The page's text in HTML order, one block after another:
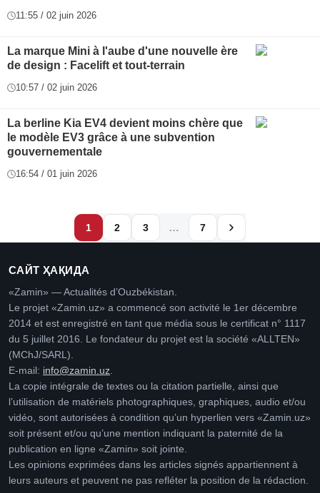
11:55 / 02 juin 2026
La marque Mini à l'aube d'une nouvelle ère
de design : Facelift et tout-terrain
10:57 / 02 juin 2026
La berline Kia EV4 devient moins chère que
le modèle EV3 grâce à une subvention
gouvernementale
16:54 / 01 juin 2026
1 2 3 … 7
САЙТ ҲАҚИДА
«Zamin» — Actualités d’Ouzbékistan.
Le projet «Zamin.uz» a commencé son activité le 1er décembre
2014 et est enregistré en tant que média sous le certificat n° 1117
du 5 juillet 2016. Le fondateur du projet est la société «ALLTEN»
(MChJ/SARL).
E-mail: info@zamin.uz.
La copie intégrale de textes ou la citation partielle, ainsi que
l’utilisation de matériels photographiques, graphiques, audio et/ou
vidéo, sont autorisées à condition qu’un hyperlien vers «Zamin.uz»
soit présent et/ou qu’une mention indiquant la paternité de la
publication en ligne «Zamin» soit jointe.
Les opinions exprimées dans les articles signés appartiennent à
leurs auteurs et peuvent ne pas refléter la position de la rédaction.